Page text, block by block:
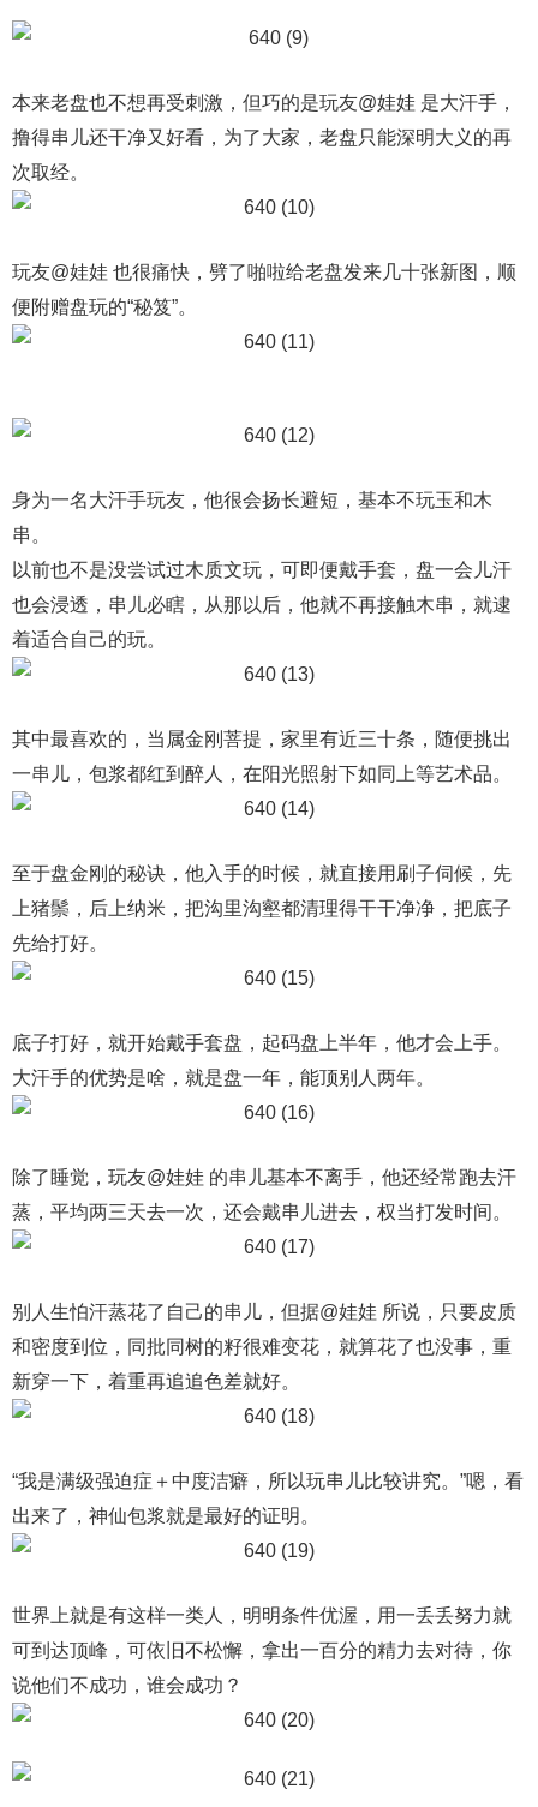
本来老盘也不想再受刺激，但巧的是玩友@娃娃 是大汗手，
撸得串儿还干净又好看，为了大家，老盘只能深明大义的再
次取经。
玩友@娃娃 也很痛快，劈了啪啦给老盘发来几十张新图，顺
便附赠盘玩的“秘笈”。
身为一名大汗手玩友，他很会扬长避短，基本不玩玉和木
串。
以前也不是没尝试过木质文玩，可即便戴手套，盘一会儿汗
也会浸透，串儿必瞎，从那以后，他就不再接触木串，就逮
着适合自己的玩。
其中最喜欢的，当属金刚菩提，家里有近三十条，随便挑出
一串儿，包浆都红到醉人，在阳光照射下如同上等艺术品。
至于盘金刚的秘诀，他入手的时候，就直接用刷子伺候，先
上猪鬃，后上纳米，把沟里沟壑都清理得干干净净，把底子
先给打好。
底子打好，就开始戴手套盘，起码盘上半年，他才会上手。
大汗手的优势是啥，就是盘一年，能顶别人两年。
除了睡觉，玩友@娃娃 的串儿基本不离手，他还经常跑去汗
蒸，平均两三天去一次，还会戴串儿进去，权当打发时间。
别人生怕汗蒸花了自己的串儿，但据@娃娃 所说，只要皮质
和密度到位，同批同树的籽很难变花，就算花了也没事，重
新穿一下，着重再追追色差就好。
“我是满级强迫症＋中度洁癖，所以玩串儿比较讲究。”嗯，看
出来了，神仙包浆就是最好的证明。
世界上就是有这样一类人，明明条件优渥，用一丢丢努力就
可到达顶峰，可依旧不松懈，拿出一百分的精力去对待，你
说他们不成功，谁会成功？